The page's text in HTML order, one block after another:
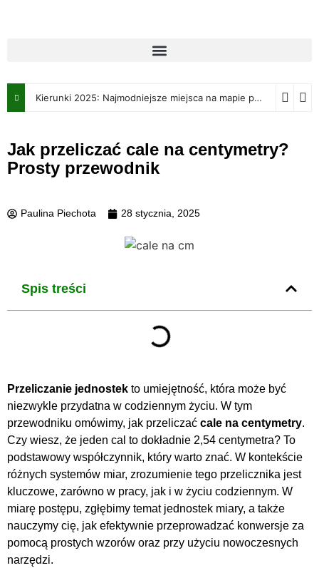
Kierunki 2025: Najmodniejsze miejsca na mapie podróżniczej w nadchodzącym roku
Jak przeliczać cale na centymetry?
Prosty przewodnik
Paulina Piechota 28 stycznia, 2025
Spis treści
Przeliczanie jednostek to umiejętność, która może być
niezwykle przydatna w codziennym życiu. W tym
przewodniku omówimy, jak przeliczać cale na centymetry.
Czy wiesz, że jeden cal to dokładnie 2,54 centymetra? To
podstawowy współczynnik, który warto znać. W kontekście
różnych systemów miar, zrozumienie tego przelicznika jest
kluczowe, zarówno w pracy, jak i w życiu codziennym. W
miarę postępu, zgłębimy temat jednostek miary, a także
nauczymy cię, jak efektywnie przeprowadzać konwersje za
pomocą prostych wzorów oraz przy użyciu nowoczesnych
narzędzi.